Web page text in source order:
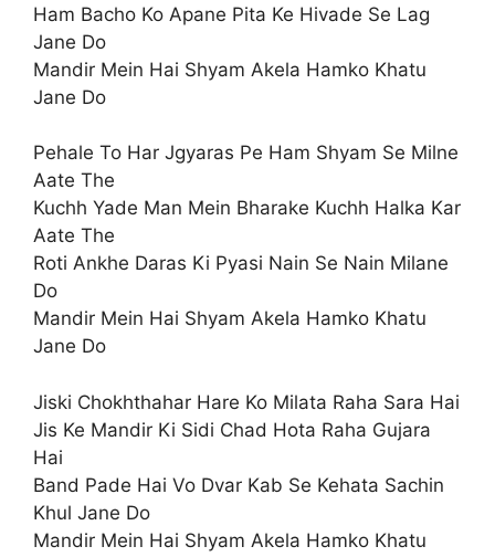
Ham Bacho Ko Apane Pita Ke Hivade Se Lag
Jane Do
Mandir Mein Hai Shyam Akela Hamko Khatu
Jane Do
Pehale To Har Jgyaras Pe Ham Shyam Se Milne
Aate The
Kuchh Yade Man Mein Bharake Kuchh Halka Kar
Aate The
Roti Ankhe Daras Ki Pyasi Nain Se Nain Milane
Do
Mandir Mein Hai Shyam Akela Hamko Khatu
Jane Do
Jiski Chokhthahar Hare Ko Milata Raha Sara Hai
Jis Ke Mandir Ki Sidi Chad Hota Raha Gujara
Hai
Band Pade Hai Vo Dvar Kab Se Kehata Sachin
Khul Jane Do
Mandir Mein Hai Shyam Akela Hamko Khatu